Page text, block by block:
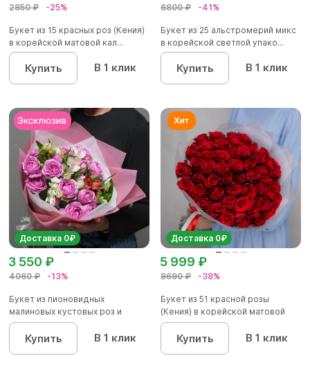
2850 ₽ -25%
Букет из 15 красных роз (Кения)
в корейской матовой кал...
Купить В 1 клик
6800 ₽ -41%
Букет из 25 альстромерий микс
в корейской светлой упако...
Купить В 1 клик
Доставка 0₽
4060 ₽ -13%
3 550 ₽
Букет из пионовидных
малиновых кустовых роз и
альстроме...
Купить В 1 клик
Доставка 0₽
9690 ₽ -38%
5 999 ₽
Букет из 51 красной розы
(Кения) в корейской матовой
уп...
Купить В 1 клик